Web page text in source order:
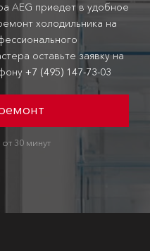
AEG приедет в удобное
холодильника на
оставьте заявку на
+7 (495) 147-73-03
30 минут